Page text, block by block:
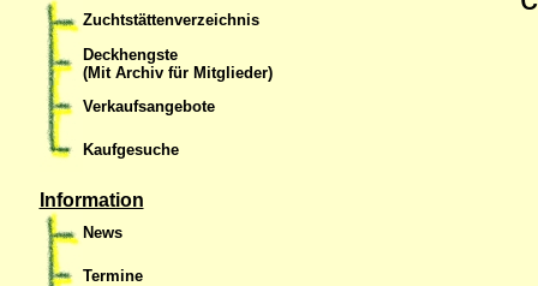
Zuchtstättenverzeichnis
Deckhengste
(Mit Archiv für Mitglieder)
Verkaufsangebote
Kaufgesuche
Information
News
Termine